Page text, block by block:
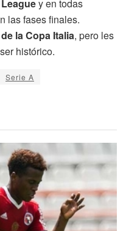
y en todas
las fases finales.
la Copa Italia, pero les
histórico.
Serie A